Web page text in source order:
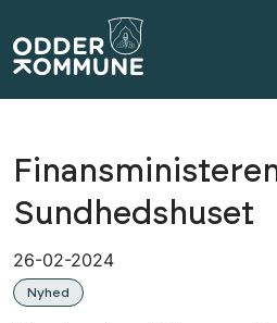
Sundhedshuset
26-02-2024
Nyhed